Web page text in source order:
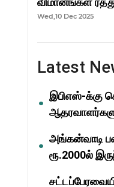
Wed,10 Dec 2025
Latest
இபிஎஸ்-க்கு
அங்கன்வாடி
ரூ.2000ல்